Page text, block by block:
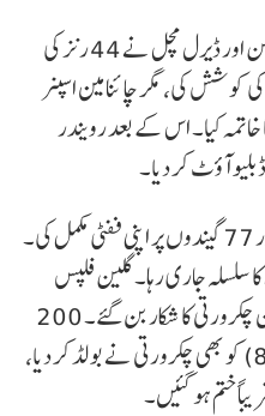
یہاں سے تجربہ کار بلے باز کین ولیمسن اور ڈیرل مچل نے 44 رنز کی
کوشش کی، مگر چائنامین اسپنر
(27) کی اننگز کا خاتمہ کیا۔ اس کے بعد رویندر
کین ولیمسن ایک اینڈ پر ڈٹے رہے اور 77 گیندوں پر اپنی ففٹی مکمل کی۔
جاری رہا۔ گلین فلپس
(10) اور مچل سینٹنر (9) بھی ورون چکرورتی کا شکار بن گئے۔ 200
کے قریب پہنچتے ہی کین ولیمسن (81) کو بھی چکرورتی نے بولڈ کر دیا،
ختم ہو گئیں۔